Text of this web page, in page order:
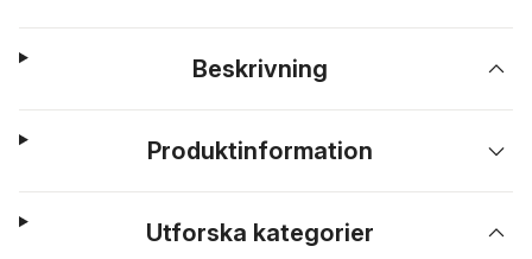
Beskrivning
Produktinformation
Utforska kategorier